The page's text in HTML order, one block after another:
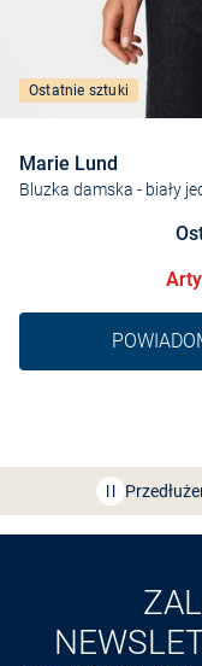
Ostatnie sztuki
Marie Lund
Bluzka damska - biały